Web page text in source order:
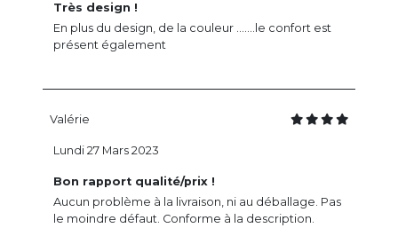
Très design !
En plus du design, de la couleur .......le confort est
présent également
Valérie
Bon rapport qualité/prix !
Aucun problème à la livraison, ni au déballage. Pas
le moindre défaut. Conforme à la description.
Lundi 27 Mars 2023